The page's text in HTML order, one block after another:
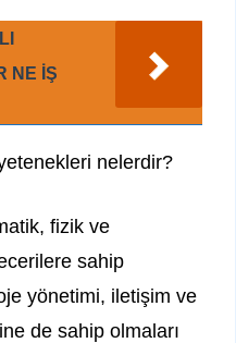
NE İŞ
nelerdir?
fizik ve
sahip
yönetimi, iletişim ve
de sahip olmaları